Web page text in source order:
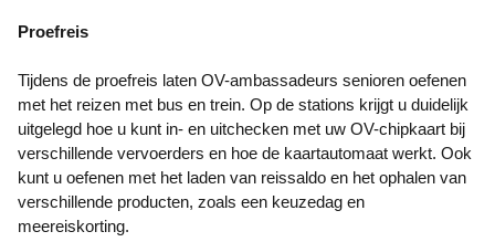
Proefreis
Tijdens de proefreis laten OV-ambassadeurs senioren oefenen
met het reizen met bus en trein. Op de stations krijgt u duidelijk
uitgelegd hoe u kunt in- en uitchecken met uw OV-chipkaart bij
verschillende vervoerders en hoe de kaartautomaat werkt. Ook
kunt u oefenen met het laden van reissaldo en het ophalen van
verschillende producten, zoals een keuzedag en
meereiskorting.